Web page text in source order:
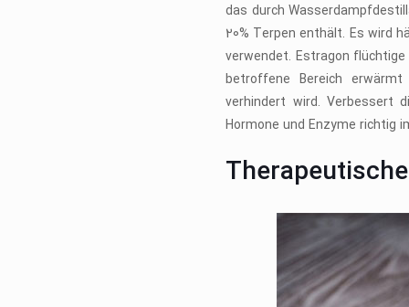
das durch
20% Terpen enthält. Es wird
verwendet. Estragon
betroffene Bereich
verhindert wird. Verbessert
Hormone und Enzyme richtig